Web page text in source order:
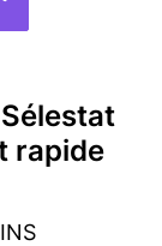
rapide